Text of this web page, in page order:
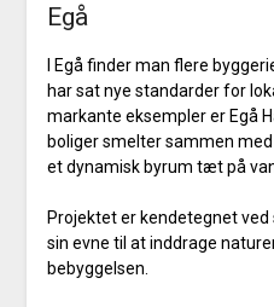
Egå
I Egå finder man flere
har sat nye standarder for
markante eksempler er Egå
boliger smelter sammen
et dynamisk byrum tæt på
Projektet er kendetegnet
sin evne til at inddrage
bebyggelsen.